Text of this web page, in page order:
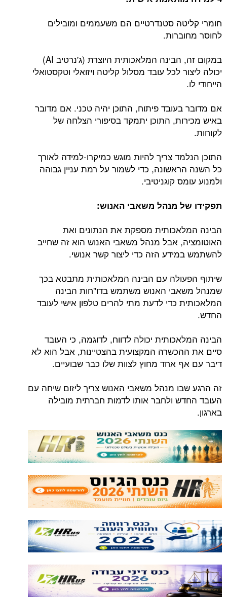
חומרי קליטה סטנדרטיים הם משעממים ומובילים
לחוסר מחוברות.
במקום זה, הבינה המלאכותית היוצרת (ג'נרטיב AI)
יכולה ליצור לכל עובד מסלול קליטה ויזואלי וטקסטואלי
הייחודי לו.
אם מדובר בעובד פיתוח, התוכן יהיה טכני. אם מדובר
באיש מכירות, התוכן יתמקד בסיפורי הצלחה של
לקוחות.
התוכן הנלמד צריך להיות מוגש כמיקרו-למידה לאורך
כל השנה הראשונה, כדי לשמור על רמת עניין גבוהה
ולמנוע עומס קוגניטיבי.
תפקידו של מנהל משאבי האנוש:
הבינה המלאכותית מספקת את הנתונים ואת
האוטומציה, אבל מנהל משאבי האנוש הוא זה שחייב
להשתמש במידע הזה כדי ליצור קשר אנושי.
שיתוף הפעולה עם הבינה המלאכותית מתבטא בכך
שמנהל משאבי האנוש משתמש בדו"חות הבינה
המלאכותית כדי לדעת מתי להרים טלפון אישי לעובד
החדש.
הבינה המלאכותית יכולה לדווח, לדוגמה, כי העובד
סיים את ההכשרה המקצועית בהצטיינות, אבל הוא לא
דיבר עם אף אחד מחוץ לצוות שלו כבר שבועיים.
זה הרגע שבו מנהל משאבי האנוש צריך ליזום שיחה עם
העובד החדש ולחבר אותו לדמות חברתית מובילה
בארגון.